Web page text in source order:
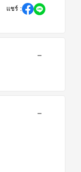
แชร์ :